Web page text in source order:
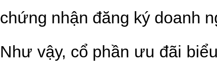
chứng nhận đăng ký doanh
Như vậy, cổ phần ưu đãi